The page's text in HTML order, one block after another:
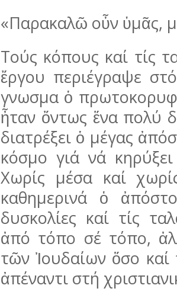
«Παρακαλῶ οὖν ὑμᾶς,
Τούς κόπους καί τίς
ἔργου περιέγρα­ψε
γνωσμα ὁ
ἦταν ὄντως ἕνα πολύ
διατρέξει ὁ μέγας
κόσμο γιά νά
Χωρίς μέσα καί
καθημε­ρινά ὁ
δυσκολίες καί τίς
ἀπό τόπο σέ τόπο,
τῶν Ἰουδαίων ὅσο
ἀπέναντι στή